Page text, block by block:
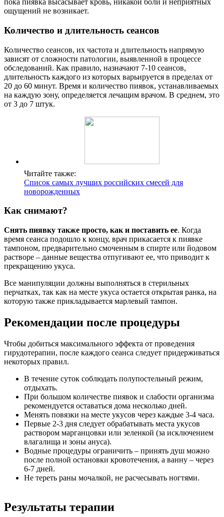
пока пиявка высасывает кровь, никакой боли и неприятных
ощущений не возникает.
Количество и длительность сеансов
Количество сеансов, их частота и длительность напрямую
зависят от сложности патологии, выявленной в процессе
обследований. Как правило, назначают 7-10 сеансов,
длительность каждого из которых варьируется в пределах от
20 до 60 минут. Время и количество пиявок, устанавливаемых
на каждую зону, определяется лечащим врачом. В среднем, это
от 3 до 7 штук.
Читайте также:
Список самых лучших российских смесей для
новорожденных
Как снимают?
Снять пиявку также просто, как и поставить ее. Когда
время сеанса подошло к концу, врач прикасается к пиявке
тампоном, предварительно смоченным в спирте или йодовом
растворе – данные вещества отпугивают ее, что приводит к
прекращению укуса.
Все манипуляции должны выполняться в стерильных
перчатках, так как на месте укуса остается открытая ранка, на
которую также прикладывается марлевый тампон.
Рекомендации после процедуры
Чтобы добиться максимального эффекта от проведения
гирудотерапии, после каждого сеанса следует придерживаться
некоторых правил.
В течение суток соблюдать полупостельный режим,
отдыхать.
При большом количестве пиявок и слабости организма
рекомендуется оставаться дома несколько дней.
Менять повязки на месте укусов через каждые 3-4 часа.
Первые 2-3 дня следует обрабатывать места укусов
раствором марганцовки или зеленкой (за исключением
влагалища и зоны ануса).
Водные процедуры ограничить – принять душ можно
после полной остановки кровотечения, а ванну – через
6-7 дней.
Не тереть раны мочалкой, не расчесывать ногтями.
Результаты терапии